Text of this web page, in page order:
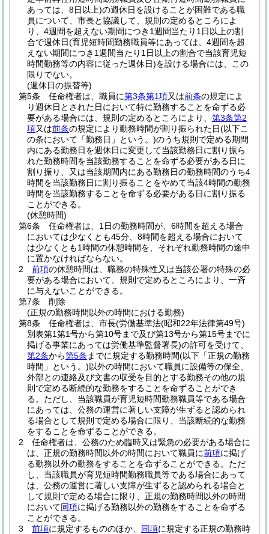
あっては、8日以上)の週休日を設けることが困難である職
員について、市長と協議して、規則の定めるところによ
り、4週間を超えない期間につき1週間当たり1日以上の割
合で週休日(育児短時間勤務職員等にあっては、4週間を超
えない期間につき1週間当たり1日以上の割合で当該育児短
時間勤務等の内容に従った週休日)を設ける場合には、この
限りでない。
(週休日の振替等)
第5条
任命権者は、職員に第3条第1項又は前条の規定によ
り週休日とされた日において特に勤務することを命ずる必
要がある場合には、規則の定めるところにより、 第3条第2
項又は前条の規定により勤務時間が割り振られた日(以下こ
の条において「勤務日」という。)のうち規則で定める期間
内にある勤務日を週休日に変更して当該勤務日に割り振ら
れた勤務時間を当該勤務することを命ずる必要がある日に
割り振り、又は当該期間内にある勤務日の勤務時間のうち4
時間を当該勤務日に割り振ることをやめて当該4時間の勤務
時間を当該勤務することを命ずる必要がある日に割り振る
ことができる。
(休憩時間)
第6条
任命権者は、1日の勤務時間が、6時間を超える場合
においては少なくとも45分、8時間を超える場合において
は少なくとも1時間の休憩時間を、それぞれ勤務時間の途中
に置かなければならない。
2
前項の休憩時間は、職務の特殊性又は当該公署の特殊の必
要がある場合において、規則で定めるところにより、一斉
に与えないことができる。
第7条
削除
(正規の勤務時間以外の時間における勤務)
第8条
任命権者は、市長(労働基準法(昭和22年法律第49号)
別表第1第1号から第10号まで及び第13号から第15号までに
掲げる事業にあっては労働基準監督署長)の許可を受けて、
第2条から第5条 までに規定する勤務時間(以下「正規の勤務
時間」という。)以外の時間において職員に設備等の保全、
外部との連絡及び文書の収受を目的とする勤務その他の規
則で定める断続的な勤務をすることを命ずることができ
る。 ただし、当該職員が育児短時間勤務職員等である場合
にあっては、公務の運営に著しい支障が生ずると認められ
る場合として規則で定める場合に限り、当該断続的な勤務
をすることを命ずることができる。
2
任命権者は、公務のため臨時又は緊急の必要がある場合に
は、正規の勤務時間以外の時間において職員に前項に掲げ
る勤務以外の勤務をすることを命ずることができる。 ただ
し、当該職員が育児短時間勤務職員等である場合にあって
は、公務の運営に著しい支障が生ずると認められる場合と
して規則で定める場合に限り、正規の勤務時間以外の時間
において同項に掲げる勤務以外の勤務をすることを命ずる
ことができる。
3
前項に規定するもののほか、 同項に規定する正規の勤務時